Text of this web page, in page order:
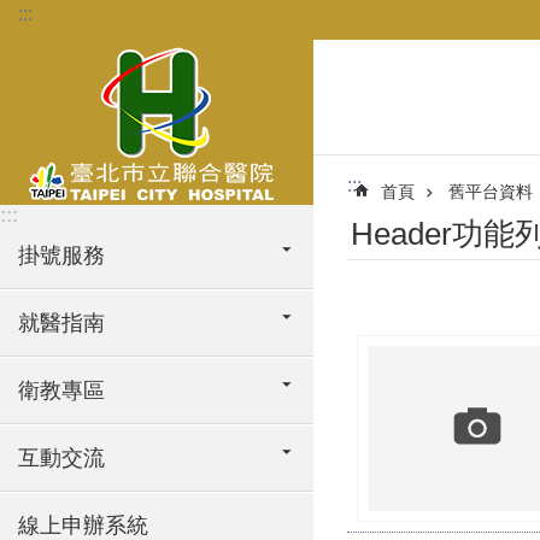
跳到主要內容區塊
:::
:::
掛號服務
就醫指南
衛教專區
互動交流
線上申辦系統
::: 首頁 舊平台資料
Header功能